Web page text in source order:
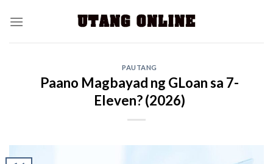
PAUTANG
Paano Magbayad ng GLoan sa 7-
Eleven? (2026)